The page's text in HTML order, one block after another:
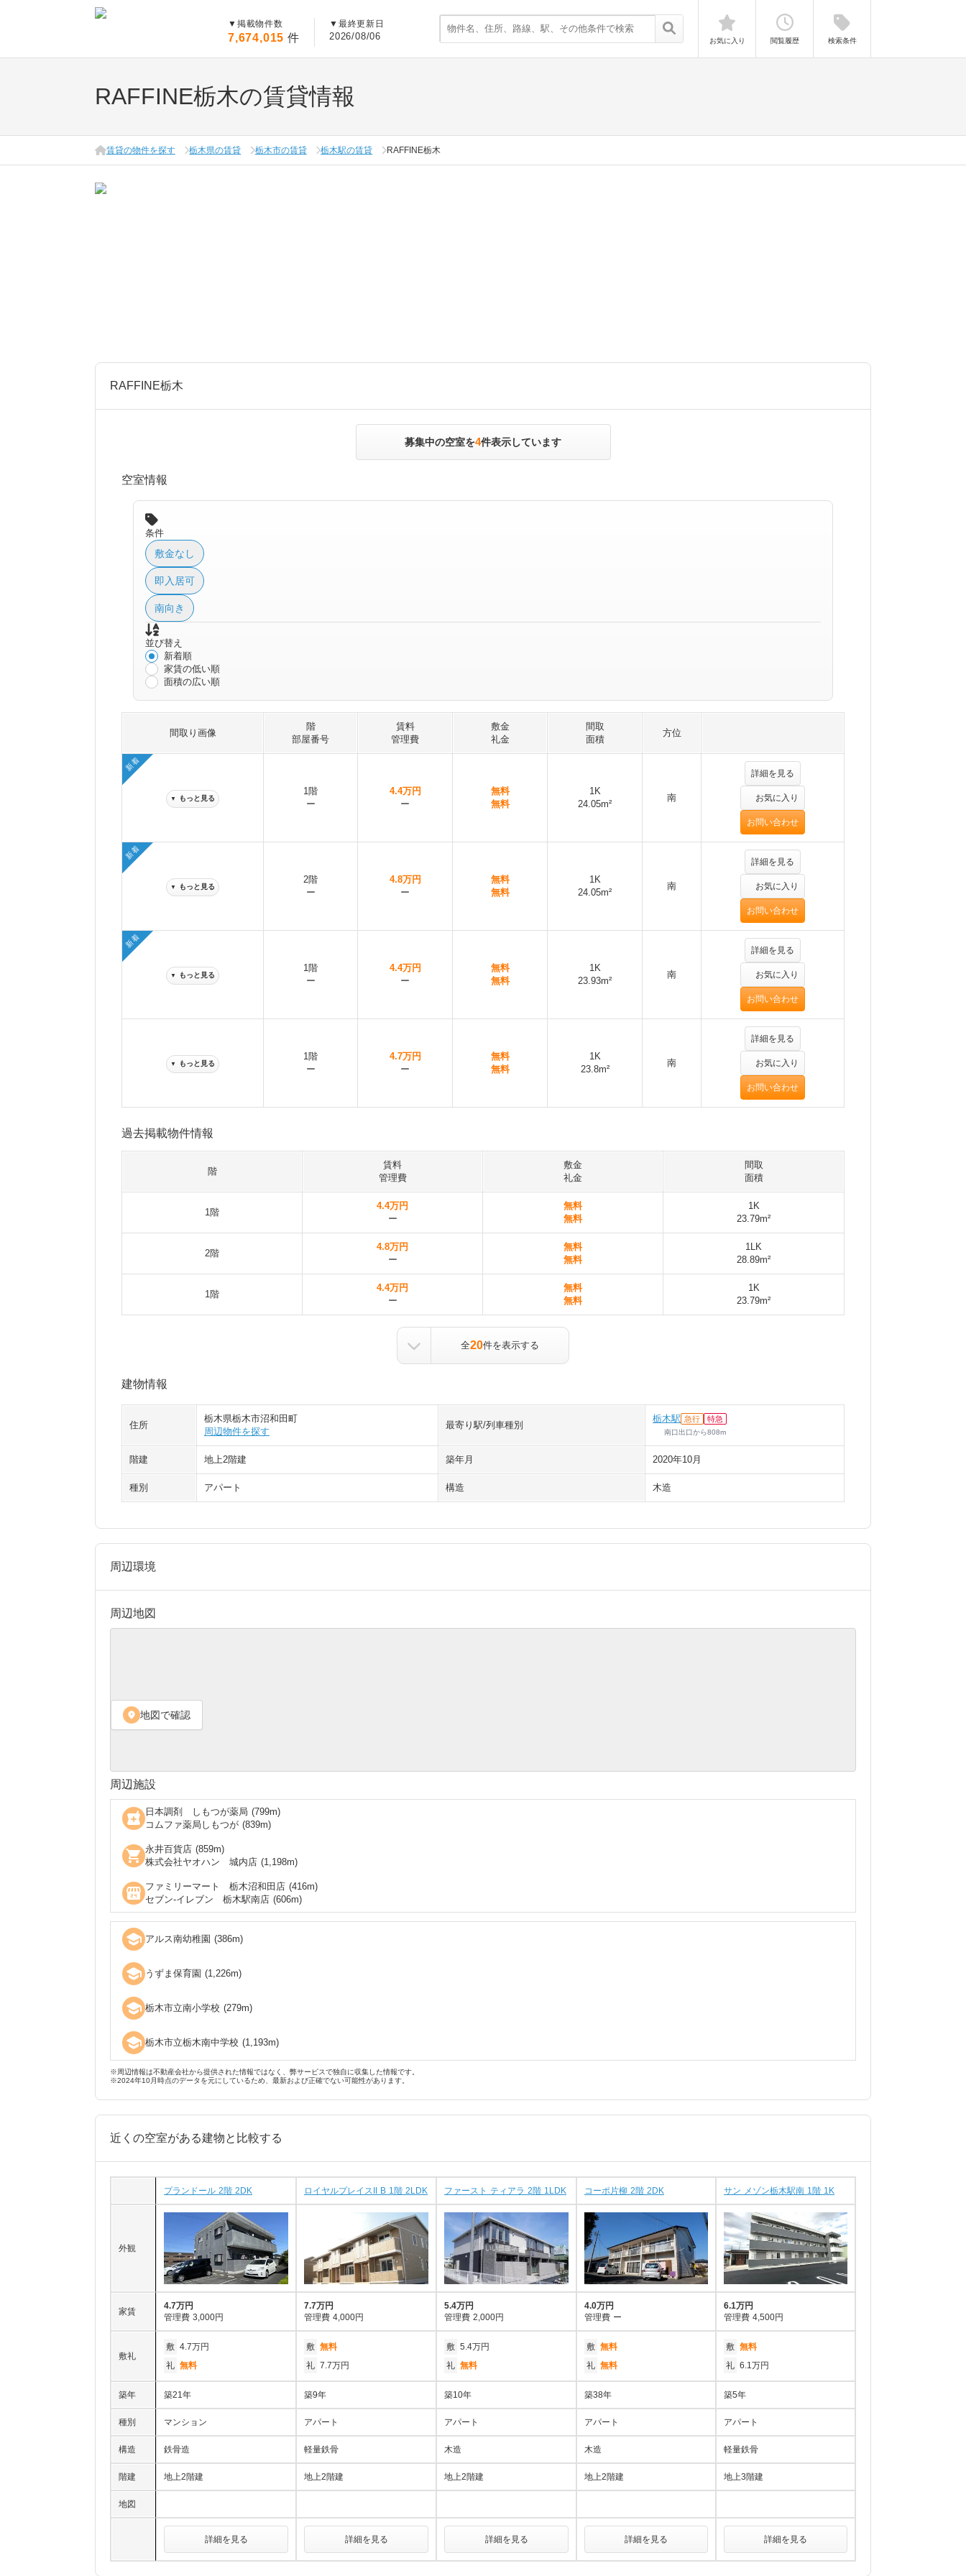
▼ 掲載物件数
7,674,015 件
▼ 最終更新日
2026/08/06 お気に入り 閲覧履歴 検索条件
RAFFINE栃木の賃貸情報
賃貸の物件を探す 栃木県の賃貸 栃木市の賃貸 栃木駅の賃貸 RAFFINE栃木
RAFFINE栃木
募集中の空室を4件表示しています
空室情報
条件
敷金なし
即入居可
南向き
並び替え
新着順
家賃の低い順
面積の広い順
間取り画像
階
部屋番号
賃料
管理費
敷金
礼金
間取
面積
方位
新着
▼ もっと見る
1階
ー
4.4万円
ー
無料
無料
1K
24.05m²
南
詳細を見る
お気に入り
お問い合わせ
新着
▼ もっと見る
2階
ー
4.8万円
ー
無料
無料
1K
24.05m²
南
詳細を見る
お気に入り
お問い合わせ
新着
▼ もっと見る
1階
ー
4.4万円
ー
無料
無料
1K
23.93m²
南
詳細を見る
お気に入り
お問い合わせ
▼ もっと見る
1階
ー
4.7万円
ー
無料
無料
1K
23.8m²
南
詳細を見る
お気に入り
お問い合わせ
過去掲載物件情報
階
賃料
管理費
敷金
礼金
間取
面積
1階
4.4万円
ー
無料
無料
1K
23.79m²
2階
4.8万円
ー
無料
無料
1LK
28.89m²
1階
4.4万円
ー
無料
無料
1K
23.79m²
全20件を表示する
建物情報
住所
栃木県栃木市沼和田町
周辺物件を探す
最寄り駅/列車種別
栃木駅 急行 特急
南口出口から808m
階建 地上2階建 築年月 2020年10月
種別 アパート 構造 木造
周辺環境
周辺地図
location_on 地図で確認
周辺施設
local_pharmacy 日本調剤 しもつが薬局 (799m)
コムファ薬局しもつが (839m)
shopping_cart 永井百貨店 (859m)
株式会社ヤオハン 城内店 (1,198m)
local_convenience_store ファミリーマート 栃木沼和田店 (416m)
セブン‐イレブン 栃木駅南店 (606m)
school アルス南幼稚園 (386m)
school うずま保育園 (1,226m)
school 栃木市立南小学校 (279m)
school 栃木市立栃木南中学校 (1,193m)
※周辺情報は不動産会社から提供された情報ではなく、弊サービスで独自に収集した情報です。
※2024年10月時点のデータを元にしているため、最新および正確でない可能性があります。
近くの空室がある建物と比較する
プランドール 2階 2DK ロイヤルプレイスII B 1階 2LDK ファースト ティアラ 2階 1LDK コーポ片柳 2階 2DK サン メゾン栃木駅南 1階 1K
外観
家賃
4.7万円
管理費 3,000円
7.7万円
管理費 4,000円
5.4万円
管理費 2,000円
4.0万円
管理費 ー
6.1万円
管理費 4,500円
敷礼
敷 4.7万円
礼 無料
敷 無料
礼 7.7万円
敷 5.4万円
礼 無料
敷 無料
礼 無料
敷 無料
礼 6.1万円
築年 築21年 築9年 築10年 築38年 築5年
種別 マンション アパート アパート アパート アパート
構造 鉄骨造 軽量鉄骨 木造 木造 軽量鉄骨
階建 地上2階建 地上2階建 地上2階建 地上2階建 地上3階建
地図
詳細を見る 詳細を見る 詳細を見る 詳細を見る 詳細を見る